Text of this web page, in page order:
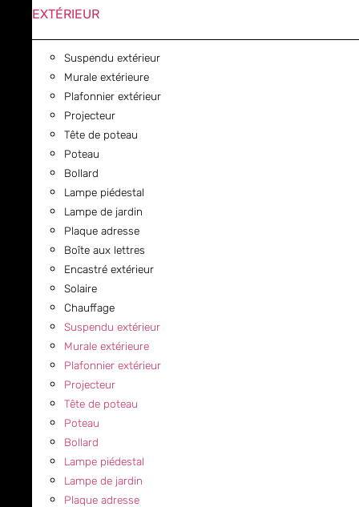
EXTÉRIEUR
Suspendu extérieur
Murale extérieure
Plafonnier extérieur
Projecteur
Tête de poteau
Poteau
Bollard
Lampe piédestal
Lampe de jardin
Plaque adresse
Boîte aux lettres
Encastré extérieur
Solaire
Chauffage
Suspendu extérieur
Murale extérieure
Plafonnier extérieur
Projecteur
Tête de poteau
Poteau
Bollard
Lampe piédestal
Lampe de jardin
Plaque adresse